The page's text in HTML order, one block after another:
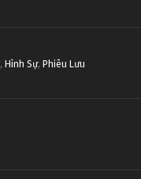
, Hình Sự, Phiêu Lưu